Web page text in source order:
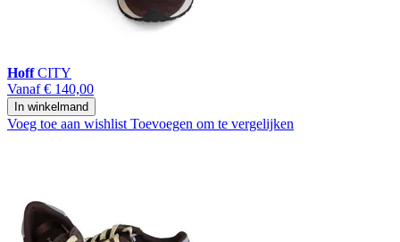
HoffCITY
Vanaf € 140,00
In winkelmand
Voeg toe aan wishlist Toevoegen om te vergelijken